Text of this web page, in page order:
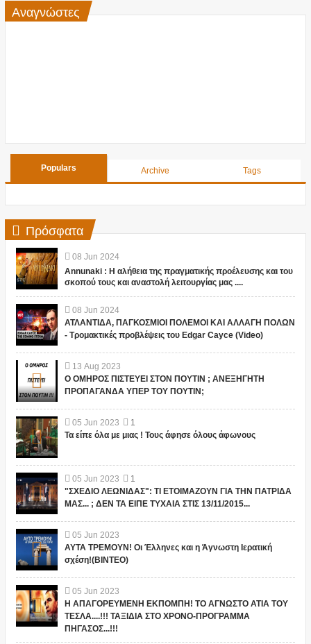
Αναγνώστες
Populars Archive Tags
Πρόσφατα
08 Jun 2024
Annunaki : Η αλήθεια της πραγματικής προέλευσης και του
σκοπού τους και αναστολή λειτουργίας μας ....
08 Jun 2024
ΑΤΛΑΝΤΙΔΑ, ΠΑΓΚΟΣΜΙΟΙ ΠΟΛΕΜΟΙ ΚΑΙ ΑΛΛΑΓΗ ΠΟΛΩΝ
- Τρομακτικές προβλέψεις του Edgar Cayce (Video)
13 Aug 2023
Ο ΟΜΗΡΟΣ ΠΙΣΤΕΥΕΙ ΣΤΟΝ ΠΟΥΤΙΝ ; ΑΝΕΞΗΓΗΤΗ
ΠΡΟΠΑΓΑΝΔΑ ΥΠΕΡ ΤΟΥ ΠΟΥΤΙΝ;
05 Jun 2023
1
Τα είπε όλα με μιας ! Τους άφησε όλους άφωνους
05 Jun 2023
1
"ΣΧΕΔΙΟ ΛΕΩΝΙΔΑΣ": ΤΙ ΕΤΟΙΜΑΖΟΥΝ ΓΙΑ ΤΗΝ ΠΑΤΡΙΔΑ
ΜΑΣ... ; ΔΕΝ ΤΑ ΕΙΠΕ ΤΥΧΑΙΑ ΣΤΙΣ 13/11/2015...
05 Jun 2023
ΑΥΤΑ ΤΡΕΜΟΥΝ! Οι Έλληνες και η Άγνωστη Ιερατική
σχέση!(ΒΙΝΤΕΟ)
05 Jun 2023
Η ΑΠΑΓΟΡΕΥΜΕΝΗ ΕΚΠΟΜΠΗ! ΤΟ ΑΓΝΩΣΤΟ ΑΤΙΑ ΤΟΥ
ΤΕΣΛΑ....!!! ΤΑΞΙΔΙΑ ΣΤΟ ΧΡΟΝΟ-ΠΡΟΓΡΑΜΜΑ
ΠΗΓΑΣΟΣ...!!!